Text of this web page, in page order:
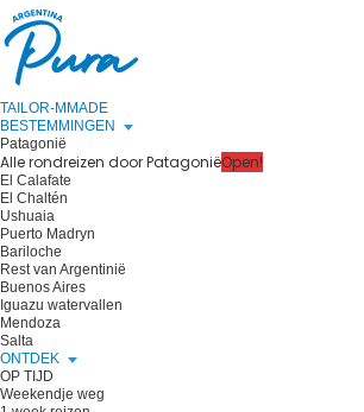
TAILOR-MMADE
BESTEMMINGEN
Patagonië
Alle rondreizen door PatagoniëOpen!
El Calafate
El Chaltén
Ushuaia
Puerto Madryn
Bariloche
Rest van Argentinië
Buenos Aires
Iguazu watervallen
Mendoza
Salta
ONTDEK
OP TIJD
Weekendje weg